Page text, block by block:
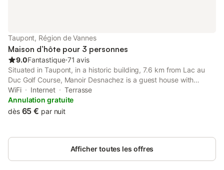
Taupont, Région de Vannes
Maison d’hôte pour 3 personnes
9.0Fantastique⋅71 avis
Situated in Taupont, in a historic building, 7.6 km from Lac au
Duc Golf Course, Manoir Desnachez is a guest house with
massage services and garden. Built in 15th century, the
property includes sauna and hot tub.
WiFi Internet
Terrasse
Annulation gratuite
dès 65 € par nuit
Afficher toutes les offres